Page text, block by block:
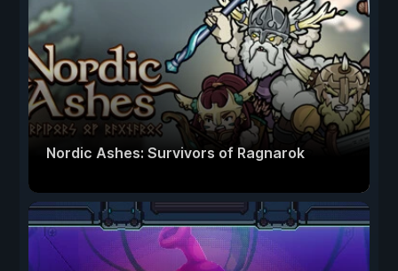
Nordic Ashes: Survivors of Ragnarok